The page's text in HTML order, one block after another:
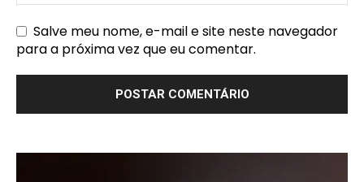
Salve meu nome, e-mail e site neste navegador
para a próxima vez que eu comentar.